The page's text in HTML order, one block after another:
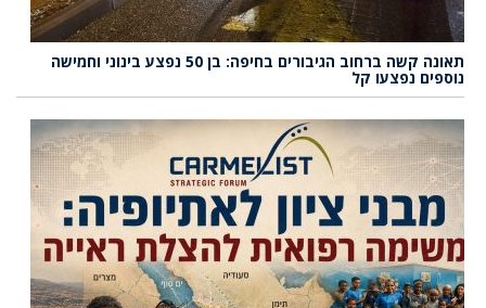
תאונה קשה ברחוב הגיבורים בחיפה: בן 50 נפצע בינוני וחמישה
נוספים נפצעו קל